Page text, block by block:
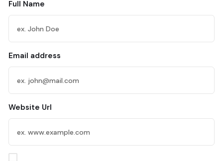
Full Name
Email address
Website Url